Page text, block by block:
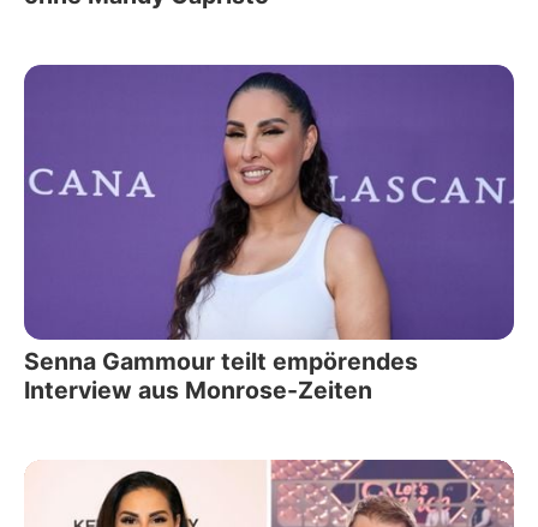
Senna Gammour teilt empörendes
Interview aus Monrose-Zeiten